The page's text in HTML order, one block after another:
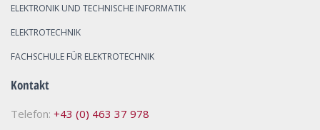
ELEKTRONIK UND TECHNISCHE INFORMATIK
ELEKTROTECHNIK
FACHSCHULE FÜR ELEKTROTECHNIK
Kontakt
Telefon: +43 (0) 463 37 978